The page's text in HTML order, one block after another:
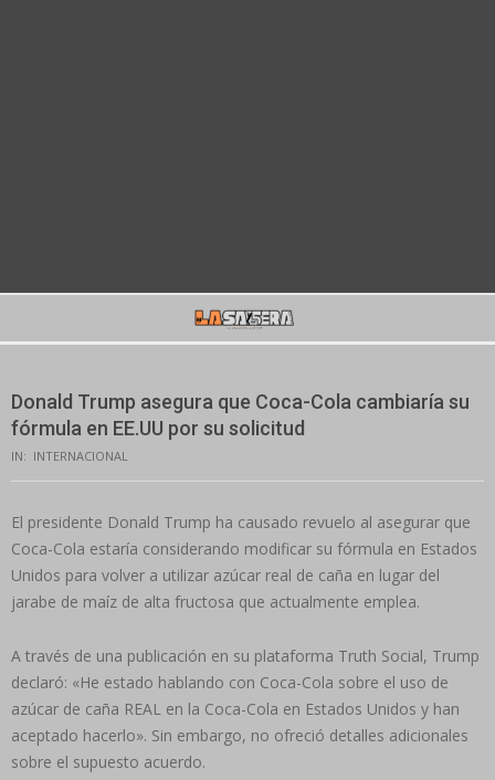
Donald Trump asegura que Coca-Cola cambiaría su
fórmula en EE.UU por su solicitud
IN: INTERNACIONAL
El presidente Donald Trump ha causado revuelo al asegurar que
Coca-Cola estaría considerando modificar su fórmula en Estados
Unidos para volver a utilizar azúcar real de caña en lugar del
jarabe de maíz de alta fructosa que actualmente emplea.
A través de una publicación en su plataforma Truth Social, Trump
declaró: «He estado hablando con Coca-Cola sobre el uso de
azúcar de caña REAL en la Coca-Cola en Estados Unidos y han
aceptado hacerlo». Sin embargo, no ofreció detalles adicionales
sobre el supuesto acuerdo.